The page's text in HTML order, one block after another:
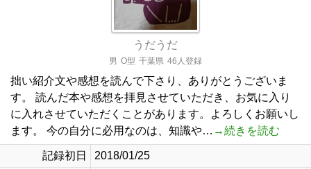
うだうだ
男 O型 千葉県 46人登録
拙い紹介文や感想を読んで下さり、ありがとうございま
す。 読んだ本や感想を拝見させていただき、お気に入り
に入れさせていただくことがあります。よろしくお願いし
ます。 今の自分に必用なのは、知識や… →続きを読む
記録初日
2018/01/25